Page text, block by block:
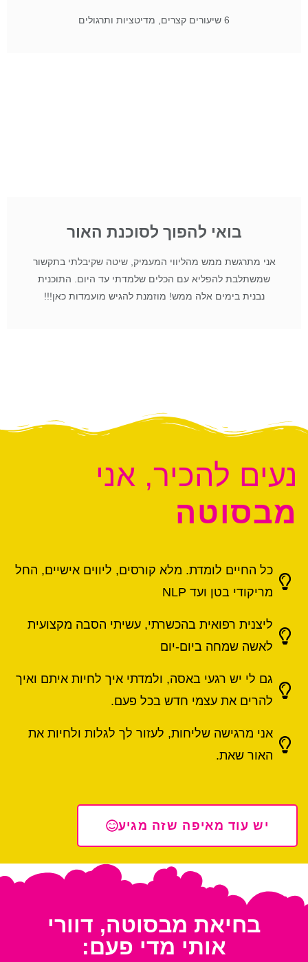
6 שיעורים קצרים, מדיטציות ותרגולים
בואי להפוך לסוכנת האור
אני מתרגשת ממש מהליווי המעמיק, שיטה שקיבלתי בתקשור
שמשתלבת להפליא עם הכלים שלמדתי עד היום. התוכנית
נבנית בימים אלה ממש! מוזמנת להגיש מועמדות כאן!!!
נעים להכיר, אני
מבסוטה
כל החיים לומדת. מלא קורסים, ליווים אישיים, החל
מריקודי בטן ועד NLP
ליצנית רפואית בהכשרתי, עשיתי הסבה מקצועית
לאשה שמחה ביום-יום
גם לי יש רגעי באסה, ולמדתי איך לחיות איתם ואיך
להרים את עצמי חדש בכל פעם.
אני מרגישה שליחות, לעזור לך לגלות ולחיות את
האור שאת.
יש עוד מאיפה שזה מגיע
בחיאת מבסוטה, דוורי
אותי מדי פעם: